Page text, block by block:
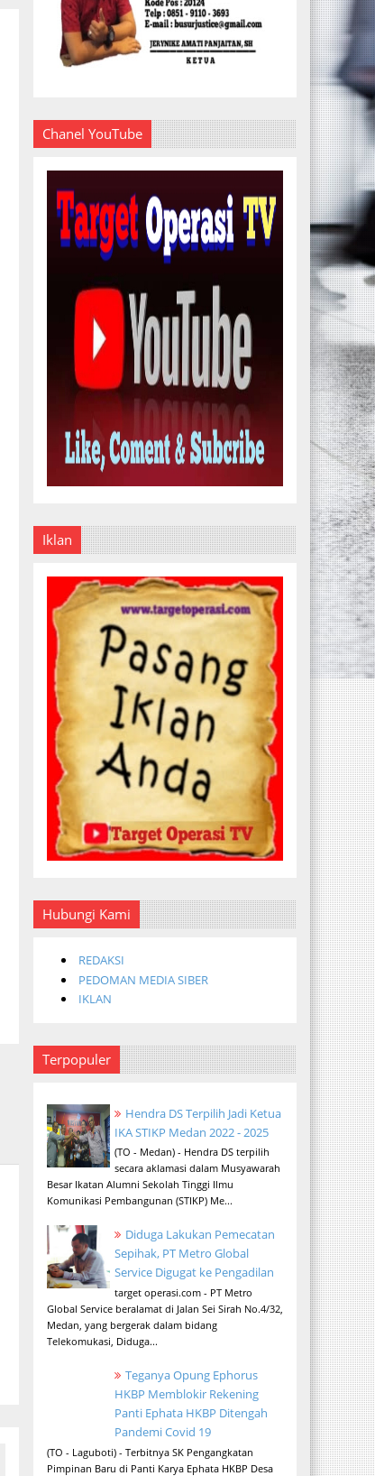
Chanel YouTube
Iklan
Hubungi Kami
REDAKSI
PEDOMAN MEDIA SIBER
IKLAN
Terpopuler
Hendra DS Terpilih Jadi Ketua
IKA STIKP Medan 2022 - 2025
(TO - Medan) - Hendra DS terpilih
secara aklamasi dalam Musyawarah
Besar Ikatan Alumni Sekolah Tinggi Ilmu
Komunikasi Pembangunan (STIKP) Me...
Diduga Lakukan Pemecatan
Sepihak, PT Metro Global
Service Digugat ke Pengadilan
target operasi.com - PT Metro
Global Service beralamat di Jalan Sei Sirah No.4/32,
Medan, yang bergerak dalam bidang
Telekomukasi, Diduga...
Teganya Opung Ephorus
HKBP Memblokir Rekening
Panti Ephata HKBP Ditengah
Pandemi Covid 19
(TO - Laguboti) - Terbitnya SK Pengangkatan
Pimpinan Baru di Panti Karya Ephata HKBP Desa